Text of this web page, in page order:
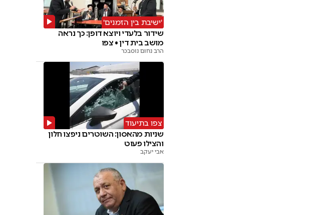
'ישיבת בין הזמנים'
שידור בלעדי ויוצא דופן: כך נראה
מושב בית דין • צפו
הרב נחום נוסבכר
צפו בתיעוד
שניות מהאסון: השוטרים ניפצו חלון
והצילו פעוט
אבי יעקב